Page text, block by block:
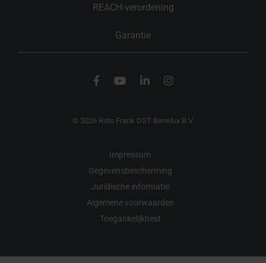
REACH-verordening
Garantie
© 2026 Roto Frank DST Benelux B.V.
Impressum
Gegevensbescherming
Juridische informatie
Algemene voorwaarden
Toegankelijkheid